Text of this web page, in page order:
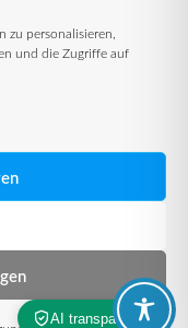
personalisieren,
und die Zugriffe auf
Management Solutions